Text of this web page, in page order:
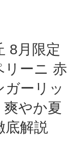
8月限定
リーニ 赤
ガーリッ
爽やか夏
底解説